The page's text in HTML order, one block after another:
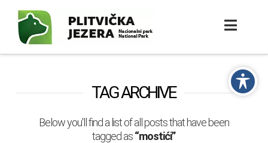
TAG ARCHIVE
Below you'll find a list of all posts that have been
tagged as“mostići”